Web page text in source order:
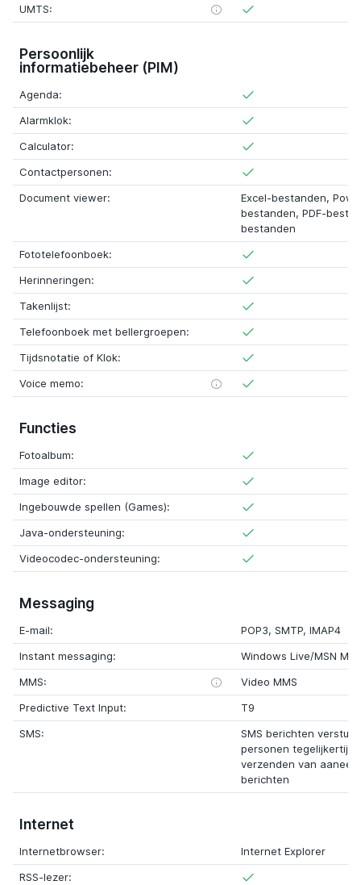
UMTS:
Persoonlijk
informatiebeheer (PIM)
Agenda:
Alarmklok:
Calculator:
Contactpersonen:
Document viewer:
Excel-bestanden,
bestanden, PDF-
bestanden
Fototelefoonboek:
Herinneringen:
Takenlijst:
Telefoonboek met bellergroepen:
Tijdsnotatie of Klok:
Voice memo:
Functies
Fotoalbum:
Image editor:
Ingebouwde spellen (Games):
Java-ondersteuning:
Videocodec-ondersteuning:
Messaging
E-mail:
POP3, SMTP, IMAP4
Instant messaging:
Windows Live/MSN
MMS:
Video MMS
Predictive Text Input:
T9
SMS:
SMS berichten
personen tegelijkertijd,
verzenden van
berichten
Internet
Internetbrowser:
Internet Explorer
RSS-lezer: